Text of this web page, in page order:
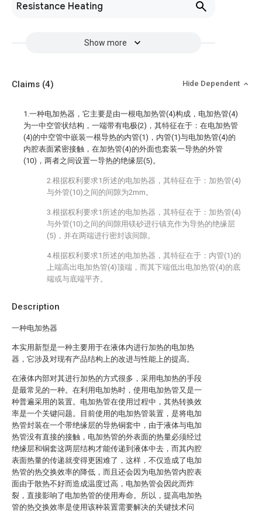
Resistance Heating
Show more
Description
一种电加热器
本实用新型是一种主要用于在液体内进行加热的电加热
器，它涉及对现有产品结构上的改进与性能上的提高。
在液体内部对其进行加热的方式很多，采用电加热的手段
是最常见的一种。在利用电加热时，使用电加热管又是一
种普遍采用的装置。电加热管在使用过程中，其热转换效
率是一个关键问题。目前使用的电加热管装置，是将电加
热管封装在一个带绝缘层的导热铜套中，由于液体与电加
热管没有直接的接触，电加热管的外表面的热量必须经过
绝缘层和铜套这两层结构才能传递到液体中去，而其内腔
表面热量的传递就变得更困难了，这样，不仅造成了电加
热管的热交换效率的降低，而且还会因为电加热管内腔表
面由于散热不好而造成温度过高，电加热管会因此而炸
裂，直接影响了电加热管的使用寿命。所以，提高电加热
管的热交换效率是使用该种装置需要解决的关键技术问
Claims (4) Hide Dependent
1.一种电加热器，它主要是由一根电加热管(4)构成，电加热管(4)
为一中空管状结构，一端带有电极(2)，其特征在于：在电加热管
(4)的中空管中嵌装一根导热的内管(1)，内管(1)与电加热管(4)的
内腔表面紧密接触，在加热管(4)的外面也套装一导热的外管
(10)，两者之间设置一导热的绝缘层(5)。
2.根据权利要求1所述的电加热器，其特征在于：加热管(4)
与外管(10)之间的间隙为2mm。
3.根据权利要求1所述的电加热器，其特征在于：加热管(4)
与外管(10)之间的间隙用镁砂进行镇充作为导热的绝缘层
(5)，并在两端进行密封该间隙。
4.根据权利要求1所述的电加热器，其特征在于：内管(1)的
上端高出电加热管(4)顶端，而其下端低出电加热管(4)的底
端或与底端平齐。